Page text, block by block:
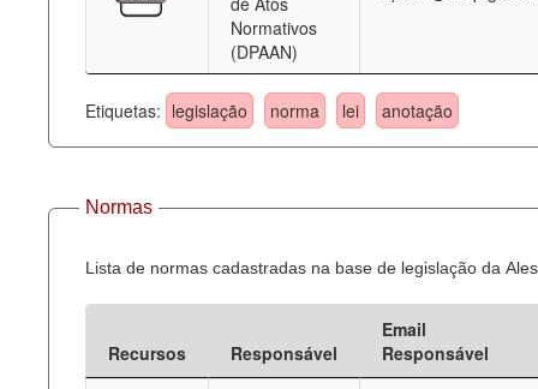
Perguntas frequentes
Contato
Normativos
(DPAAN)
Etiquetas: legislação norma lei anotação
Normas
Lista de normas cadastradas na base de legislação da
Recursos Responsável
Email
Responsável